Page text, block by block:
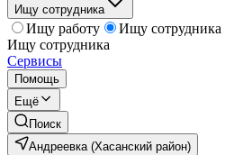
Ищу сотрудника
Ищу работу
Ищу сотрудника
Ищу сотрудника
Сервисы
Помощь
Ещё
Поиск
Андреевка (Хасанский район)